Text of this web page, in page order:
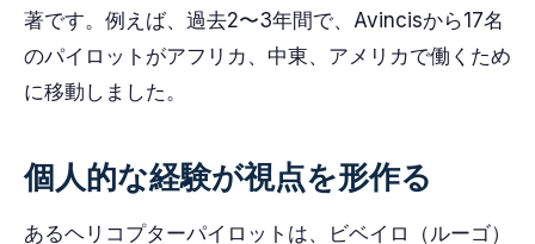
著です。例えば、過去2〜3年間で、Avincisから17名
のパイロットがアフリカ、中東、アメリカで働くため
に移動しました。
個人的な経験が視点を形作る
あるヘリコプターパイロットは、ビベイロ（ルーゴ）